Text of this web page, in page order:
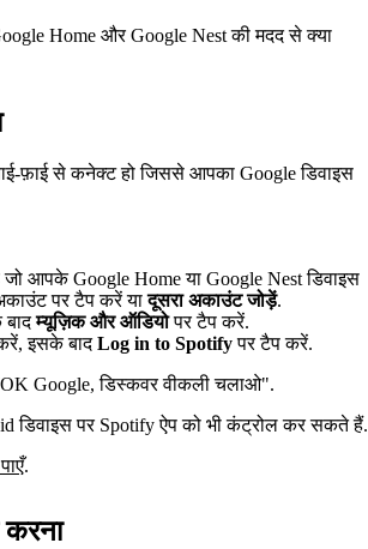
Home और Google Nest की मदद से क्या
फ़ाई से कनेक्ट हो जिससे आपका Google डिवाइस
जो आपके Google Home या Google Nest डिवाइस
पर टैप करें यादूसरा अकाउंट जोड़ें.
बादम्यूज़िक और ऑडियोपर टैप करें.
इसके बादLog in to Spotifyपर टैप करें.
Google, डिस्कवर वीकली चलाओ".
डिवाइस पर Spotify ऐप को भी कंट्रोल कर सकते हैं.
.